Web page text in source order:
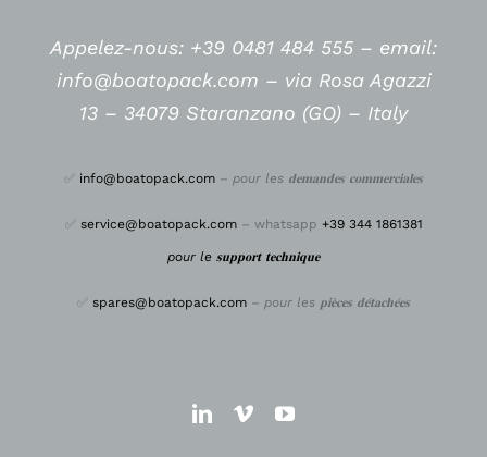
Appelez-nous: +39 0481 484 555 – email:
info@boatopack.com – via Rosa Agazzi
13 – 34079 Staranzano (GO) – Italy
✅ info@boatopack.com – pour les 𝐝𝐞𝐦𝐚𝐧𝐝𝐞𝐬 𝐜𝐨𝐦𝐦𝐞𝐫𝐜𝐢𝐚𝐥𝐞𝐬
✅ service@boatopack.com– whatsapp +39 344 1861381
pour le 𝐬𝐮𝐩𝐩𝐨𝐫𝐭 𝐭𝐞𝐜𝐡𝐧𝐢𝐪𝐮𝐞
✅ spares@boatopack.com – pour les 𝐩𝐢𝐞̀𝐜𝐞𝐬 𝐝𝐞́𝐭𝐚𝐜𝐡𝐞́𝐞𝐬